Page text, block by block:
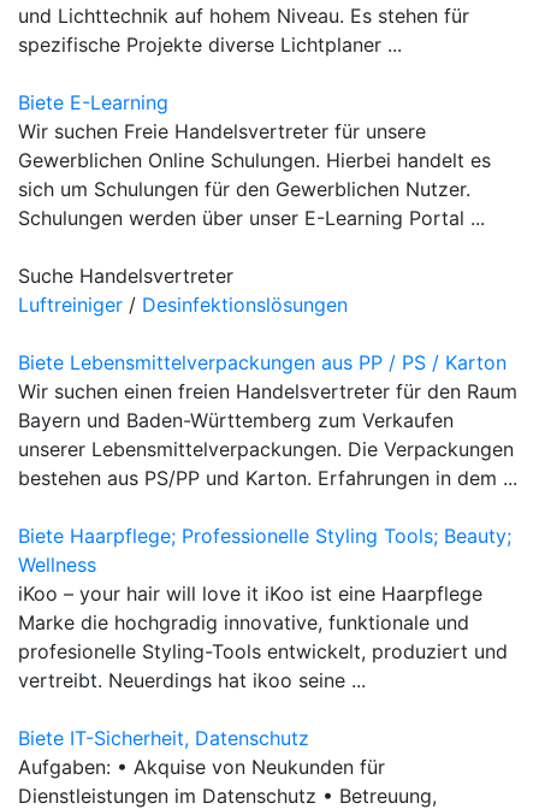
und Lichttechnik auf hohem Niveau. Es stehen für
spezifische Projekte diverse Lichtplaner ...
Biete E-Learning
Wir suchen Freie Handelsvertreter für unsere
Gewerblichen Online Schulungen. Hierbei handelt es
sich um Schulungen für den Gewerblichen Nutzer.
Schulungen werden über unser E-Learning Portal ...
Suche Handelsvertreter
Luftreiniger / Desinfektionslösungen
Biete Lebensmittelverpackungen aus PP / PS / Karton
Wir suchen einen freien Handelsvertreter für den Raum
Bayern und Baden-Württemberg zum Verkaufen
unserer Lebensmittelverpackungen. Die Verpackungen
bestehen aus PS/PP und Karton. Erfahrungen in dem ...
Biete Haarpflege; Professionelle Styling Tools; Beauty;
Wellness
iKoo – your hair will love it iKoo ist eine Haarpflege
Marke die hochgradig innovative, funktionale und
profesionelle Styling-Tools entwickelt, produziert und
vertreibt. Neuerdings hat ikoo seine ...
Biete IT-Sicherheit, Datenschutz
Aufgaben: • Akquise von Neukunden für
Dienstleistungen im Datenschutz • Betreuung,